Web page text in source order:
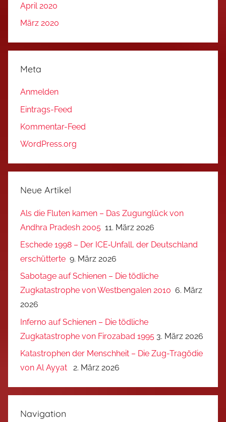
April 2020
März 2020
Meta
Anmelden
Eintrags-Feed
Kommentar-Feed
WordPress.org
Neue Artikel
Als die Fluten kamen – Das Zugunglück von
Andhra Pradesh 2005 11. März 2026
Eschede 1998 – Der ICE‑Unfall, der Deutschland
erschütterte 9. März 2026
Sabotage auf Schienen – Die tödliche
Zugkatastrophe von Westbengalen 2010 6. März
2026
Inferno auf Schienen – Die tödliche
Zugkatastrophe von Firozabad 1995 3. März 2026
Katastrophen der Menschheit – Die Zug-Tragödie
von Al Ayyat
2. März 2026
Navigation